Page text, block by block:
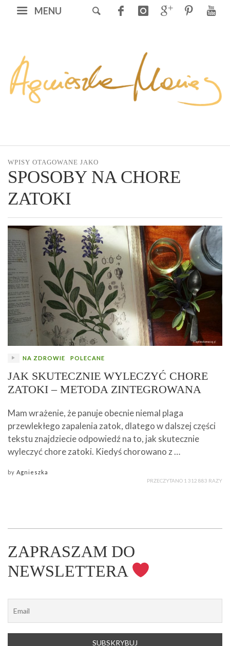
MENU
WPISY OTAGOWANE JAKO
SPOSOBY NA CHORE
ZATOKI
NA ZDROWIE POLECANE
JAK SKUTECZNIE WYLECZYĆ CHORE
ZATOKI – METODA ZINTEGROWANA
Mam wrażenie, że panuje obecnie niemal plaga
przewlekłego zapalenia zatok, dlatego w dalszej części
tekstu znajdziecie odpowiedź na to, jak skutecznie
wyleczyć chore zatoki. Kiedyś chorowano z …
by Agnieszka
PRZECZYTANO 1 312 883 RAZY
ZAPRASZAM DO
NEWSLETTERA